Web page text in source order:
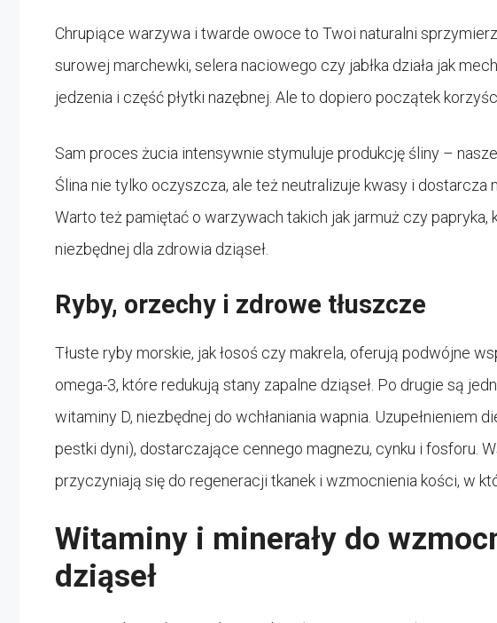
Chrupiące warzywa i twarde owoce to Twoi naturalni
surowej marchewki, selera naciowego czy jabłka działa jak
jedzenia i część płytki nazębnej. Ale to dopiero początek
Sam proces żucia intensywnie stymuluje produkcję śliny –
Ślina nie tylko oczyszcza, ale też neutralizuje kwasy i dostarcza
Warto też pamiętać o warzywach takich jak jarmuż czy papryka,
niezbędnej dla zdrowia dziąseł.
Ryby, orzechy i zdrowe tłuszcze
Tłuste ryby morskie, jak łosoś czy makrela, oferują podwójne
omega-3, które redukują stany zapalne dziąseł. Po drugie są
witaminy D, niezbędnej do wchłaniania wapnia. Uzupełnieniem
pestki dyni), dostarczające cennego magnezu, cynku i fosforu.
przyczyniają się do regeneracji tkanek i wzmocnienia kości, w
Witaminy i minerały do
dziąseł